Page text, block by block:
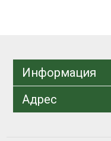
Информация
Адрес